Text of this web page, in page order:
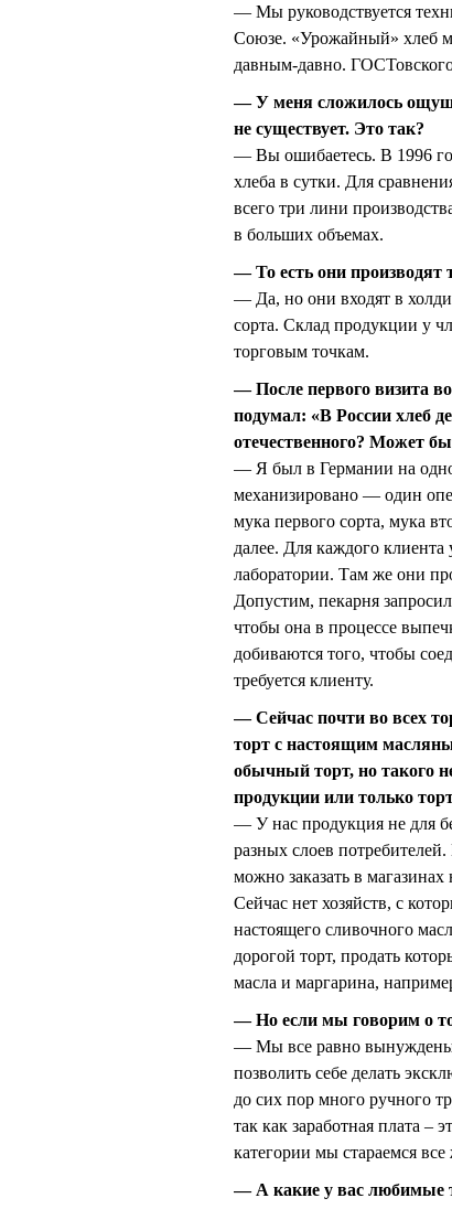
— Мы руководствуется
Союзе. «Урожайный» хлеб
давным-давно.
— У меня сложилось
не существует. Это так?
— Вы ошибаетесь. В 1996
хлеба в сутки. Для
всего три лини
в больших объемах.
— То есть они производят
— Да, но они входят в
сорта. Склад продукции у
торговым точкам.
— После первого визита
подумал: «В России хлеб
отечественного? Может
— Я был в Германии на
механизировано — один
мука первого сорта, мука
далее. Для каждого клиента
лаборатории. Там же они
Допустим, пекарня
чтобы она в процессе
добиваются того, чтобы
требуется клиенту.
— Сейчас почти во всех
торт с настоящим
обычный торт, но такого
продукции или только
— У нас продукция не для
разных слоев потребителей.
можно заказать в
Сейчас нет хозяйств, с
настоящего сливочного
дорогой торт, продать
масла и маргарина,
— Но если мы говорим о
— Мы все равно
позволить себе делать
до сих пор много ручного
так как заработная плата –
категории мы стараемся
— А какие у вас любимые